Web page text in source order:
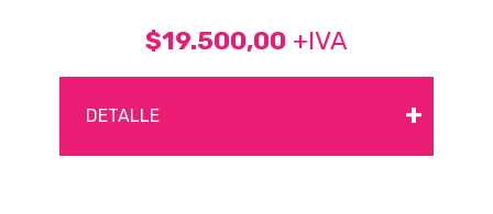
$19.500,00 +IVA
DETALLE +